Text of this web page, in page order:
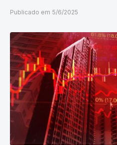
Publicado em 5/6/2025